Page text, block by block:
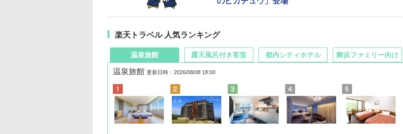
楽天トラベル 人気ランキング
温泉旅館
温泉旅館 更新日時：2026/08/08 18:00
露天風呂付き客室 都内シティホテル 舞浜ファミリー向け